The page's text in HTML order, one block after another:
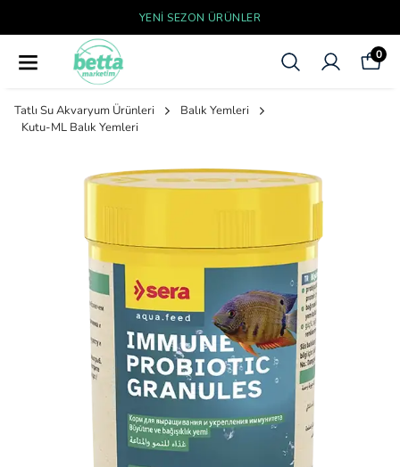
YENI SEZON ÜRÜNLER
0
Tatlı Su Akvaryum Ürünleri
Balık Yemleri
Kutu-ML Balık Yemleri